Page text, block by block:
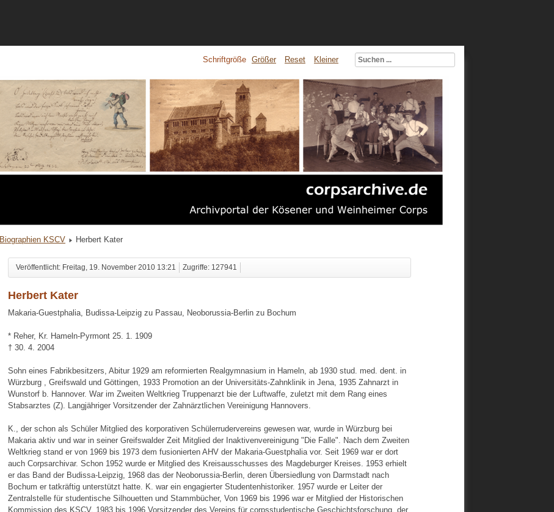
Schriftgröße Größer Reset Kleiner
Biographien KSCV Herbert Kater
Veröffentlicht: Freitag, 19. November 2010 13:21 Zugriffe: 127941
Herbert Kater
Makaria-Guestphalia, Budissa-Leipzig zu Passau, Neoborussia-Berlin zu Bochum
* Reher, Kr. Hameln-Pyrmont 25. 1. 1909
† 30. 4. 2004
Sohn eines Fabrikbesitzers, Abitur 1929 am reformierten Realgymnasium in Hameln, ab 1930 stud. med. dent. in
Würzburg , Greifswald und Göttingen, 1933 Promotion an der Universitäts-Zahnklinik in Jena, 1935 Zahnarzt in
Wunstorf b. Hannover. War im Zweiten Weltkrieg Truppenarzt bie der Luftwaffe, zuletzt mit dem Rang eines
Stabsarztes (Z). Langjähriger Vorsitzender der Zahnärztlichen Vereinigung Hannovers.
K., der schon als Schüler Mitglied des korporativen Schülerrudervereins gewesen war, wurde in Würzburg bei
Makaria aktiv und war in seiner Greifswalder Zeit Mitglied der Inaktivenvereinigung "Die Falle". Nach dem Zweiten
Weltkrieg stand er von 1969 bis 1973 dem fusionierten AHV der Makaria-Guestphalia vor. Seit 1969 war er dort
auch Corpsarchivar. Schon 1952 wurde er Mitglied des Kreisausschusses des Magdeburger Kreises. 1953 erhielt
er das Band der Budissa-Leipzig, 1968 das der Neoborussia-Berlin, deren Übersiedlung von Darmstadt nach
Bochum er tatkräftig unterstützt hatte. K. war ein engagierter Studentenhistoriker. 1957 wurde er Leiter der
Zentralstelle für studentische Silhouetten und Stammbücher, Von 1969 bis 1996 war er Mitglied der Historischen
Kommission des KSCV, 1983 bis 1996 Vorsitzender des Vereins für corpsstudentische Geschichtsforschung, der